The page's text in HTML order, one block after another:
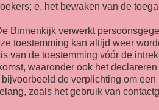
e. het bewaken van de
Binnenkijk verwerkt
toestemming kan altijd weer
van de toestemming vóór de
waaronder ook het
de verplichting om
zoals het gebruik van